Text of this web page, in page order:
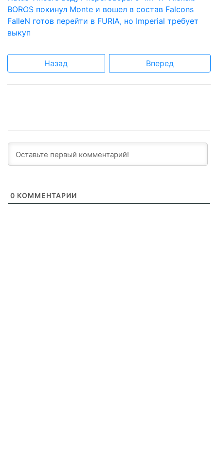
BOROS покинул Monte и вошел в состав Falcons
FalleN готов перейти в FURIA, но Imperial требует
выкуп
Назад Вперед
0 КОММЕНТАРИИ